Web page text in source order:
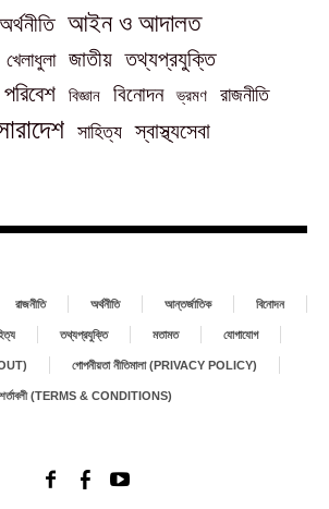
অর্থনীতি আইন ও আদালত
খেলাধুলা জাতীয় তথ্যপ্রযুক্তি
পরিবেশ বিজ্ঞান বিনোদন ভ্রমণ রাজনীতি
সাহিত্য স্বাস্থ্যসেবা
রাজনীতি অর্থনীতি আন্তর্জাতিক বিনোদন
তথ্যপ্রযুক্তি মতামত যোগাযোগ
গোপনীয়তা নীতিমালা (PRIVACY POLICY)
শর্তাবলী (TERMS & CONDITIONS)